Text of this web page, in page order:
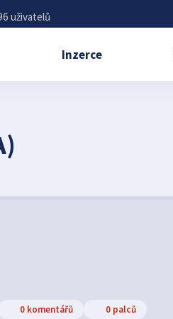
uživatelů
Inzerce
0 komentářů 0 palců